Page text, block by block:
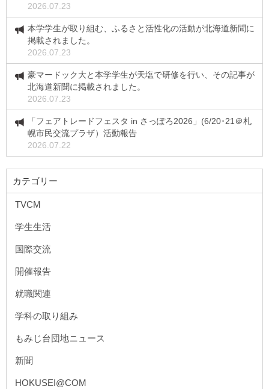
2026.07.23
本学学生が取り組む、ふるさと活性化の活動が北海道新聞に
掲載されました。
2026.07.23
豪マードック大と本学学生が天塩で研修を行い、その記事が
北海道新聞に掲載されました。
2026.07.23
「フェアトレードフェスタ in さっぽろ2026」(6/20･21＠札
幌市民交流プラザ）活動報告
2026.07.22
カテゴリー
TVCM
学生生活
国際交流
開催報告
就職関連
学科の取り組み
もみじ台団地ニュース
新聞
HOKUSEI@COM